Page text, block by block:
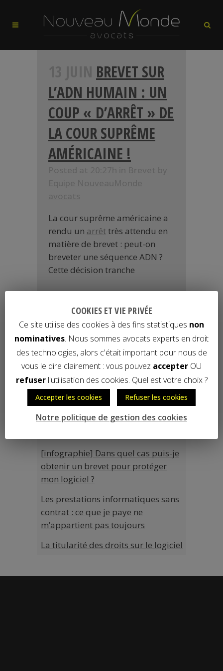
BREVET SUR
L’ADN HUMAIN : UN
COUP « D’ARRÊT » DE
LA COUR SUPRÊME
AMÉRICAINE !
La cour suprême américaine a
rendu un arrêttrès attendu en
matière de brevet : peut-on
breveter une séquence ADN ?
Cette décision tranche
ADNBrevet
ARTICLES RÉCENTS
Découvrez notre nouveau site et
notre nouveau blog
IpBox pour les logiciels : et
[infographie] Dans quel cas puis-je
obtenir un brevet pour protéger
mon logiciel ?
Les prestations informatiques sans
contrat : ce que je paye ne
m’appartient pas toujours
La titularité des droits sur le logiciel
COOKIES ET VIE PRIVÉE
Ce site utilise des cookies à des fins statistiques non
nominatives. Nous sommes avocats experts en droit
des technologies, alors c'était important pour nous de
vous le dire clairement : vous pouvez accepter OU
refuserl'utilisation des cookies. Quel est votre choix ?
Accepter les cookies Refuser les cookies
Notre politique de gestion des cookies